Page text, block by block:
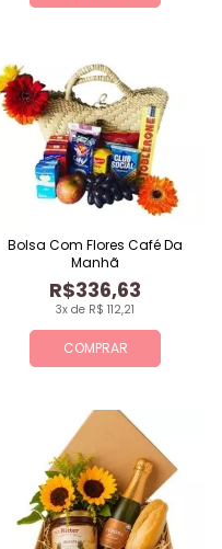
COMPRAR
3x de R$ 112,21
R$336,63
Bolsa Com Flores Café Da
Manhã